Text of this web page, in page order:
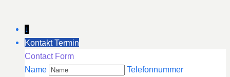
↓
Kontakt Termin
Contact Form
Name
Telefonnummer